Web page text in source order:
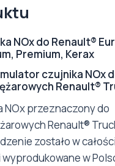
NOx do Renault®
Premium, Kerax
czujnika NOx
Renault®
NOx przeznaczony do
Renault®
zostało w całości
w